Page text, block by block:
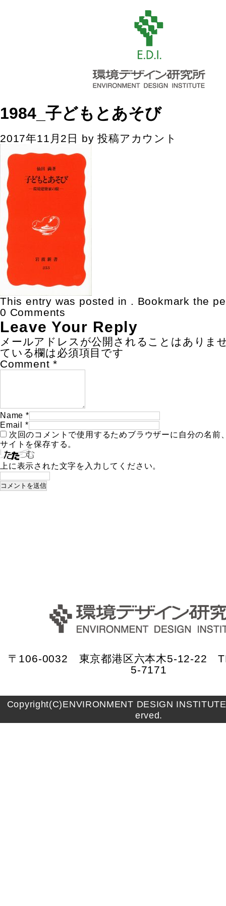
1984_子どもとあそび
2017年11月2日 by投稿アカウント
This entry was posted in . Bookmark the
0 Comments
Leave Your Reply
メールアドレスが公開されることはありま
ている欄は必須項目です
Comment *
Name *
Email
*
次回のコメントで使用するためブラウザーに自分の名前
サイトを保存する。
上に表示された文字を入力してください。
〒106-0032 東京都港区六本木5-12-22
5-7171
Copyright(C)ENVIRONMENT DESIGN
erved.